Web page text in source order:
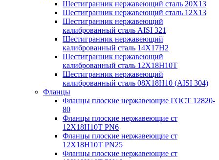
Шестигранник нержавеющий сталь 20Х13
Шестигранник нержавеющий сталь 12Х13
Шестигранник нержавеющий
калиброванный сталь AISI 321
Шестигранник нержавеющий
калиброванный сталь 14Х17Н2
Шестигранник нержавеющий
калиброванный сталь 12Х18Н10Т
Шестигранник нержавеющий
калиброванный сталь 08Х18Н10 (AISI 304)
Фланцы
Фланцы плоские нержавеющие ГОСТ 12820-
80
Фланцы плоские нержавеющие ст
12Х18Н10Т PN6
Фланцы плоские нержавеющие ст
12Х18Н10Т PN25
Фланцы плоские нержавеющие ст